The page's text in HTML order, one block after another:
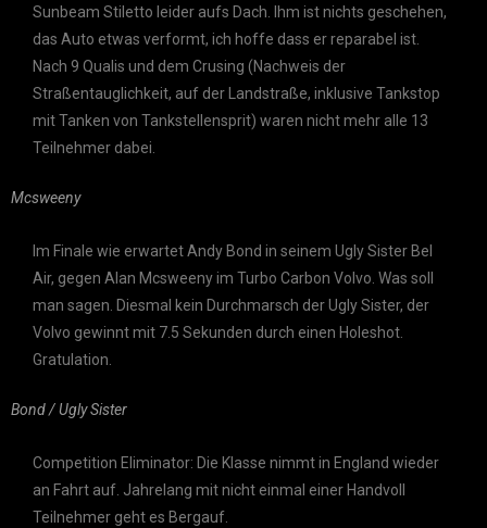
Sunbeam Stiletto leider aufs Dach. Ihm ist nichts geschehen,
das Auto etwas verformt, ich hoffe dass er reparabel ist.
Nach 9 Qualis und dem Crusing (Nachweis der
Straßentauglichkeit, auf der Landstraße, inklusive Tankstop
mit Tanken von Tankstellensprit) waren nicht mehr alle 13
Teilnehmer dabei.
Mcsweeny
Im Finale wie erwartet Andy Bond in seinem Ugly Sister Bel
Air, gegen Alan Mcsweeny im Turbo Carbon Volvo. Was soll
man sagen. Diesmal kein Durchmarsch der Ugly Sister, der
Volvo gewinnt mit 7.5 Sekunden durch einen Holeshot.
Gratulation.
Bond / Ugly Sister
Competition Eliminator: Die Klasse nimmt in England wieder
an Fahrt auf. Jahrelang mit nicht einmal einer Handvoll
Teilnehmer geht es Bergauf.